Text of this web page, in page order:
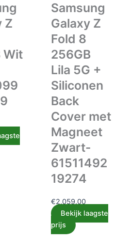
Z
Wit
Samsung
Galaxy Z
Fold 8
256GB
Lila 5G +
Siliconen
Back
Cover met
Magneet
Zwart-
61511492
19274
€2,059.00
Bekijk laagste
prijs